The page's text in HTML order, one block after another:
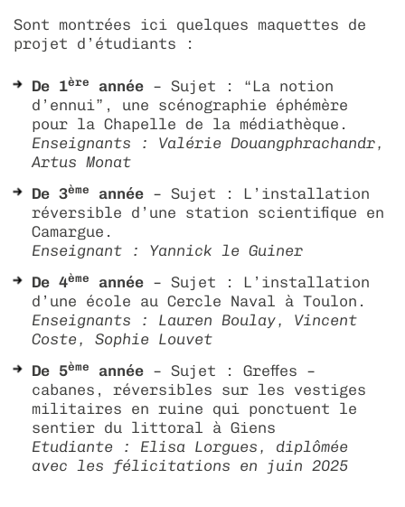
Sont montrées ici quelques maquettes de
projet d’étudiants :
De 1ère année – Sujet : “La notion
d’ennui”, une scénographie éphémère
pour la Chapelle de la médiathèque.
Enseignants : Valérie Douangphrachandr,
Artus Monat
De 3ème année – Sujet : L’installation
réversible d’une station scientifique en
Camargue.
Enseignant : Yannick le Guiner
De 4ème année – Sujet : L’installation
d’une école au Cercle Naval à Toulon.
Enseignants : Lauren Boulay, Vincent
Coste, Sophie Louvet
De 5ème année – Sujet : Greffes –
cabanes, réversibles sur les vestiges
militaires en ruine qui ponctuent le
sentier du littoral à Giens
Etudiante : Elisa Lorgues, diplômée
avec les félicitations en juin 2025